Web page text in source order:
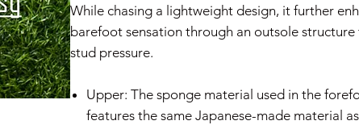
While chasing a lightweight design, it further
barefoot sensation through an outsole
stud pressure.
Upper: The sponge material used in the
features the same Japanese-made material